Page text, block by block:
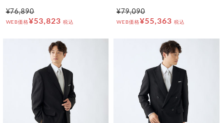
¥76,890
WEB価格¥53,823 税込
¥79,090
WEB価格¥55,363 税込